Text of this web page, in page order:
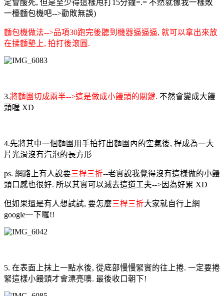
定會酸死, 但是至少得這樣甩打15分鐘=.= 不然就像我一樣敗
一檯麵包機吧-->勸敗無誤)
麵包機做法-->品項30跑完後聽到機器逼逼逼, 就可以拿出來放
在揉麵墊上, 拍打後滾圓.
3.將麵團切成兩半-->這是做成小饅頭的關鍵. 不然會變成大饅
頭喔 XD
4.先將其中一個麵團用手拍打出麵團內的空氣後, 桿成為一大
片光滑沒有汽泡的長方形
ps. 網路上有人說要三桿三折--老實說我覺得沒有這樣做的小饅
頭口感也很好. 所以其實可以減去這道工夫-->因為好累 XD
但如果還是有人想試試, 要怎麼三桿三折大家就自行上網
google一下囉!!
5. 在表面上抹上一點水後, 從底部慢慢緊實的往上捲. 一定要捲
緊這樣小饅頭才會漂亮噢. 最後收口朝下!